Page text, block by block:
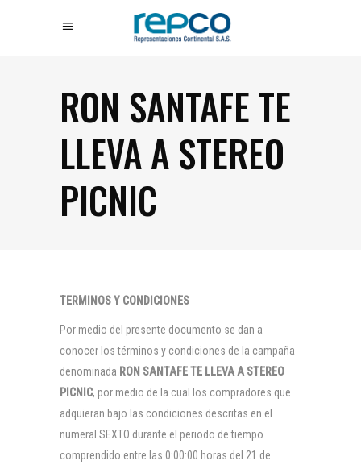
RON SANTAFE TE
LLEVA A STEREO
PICNIC
TERMINOS Y CONDICIONES
Por medio del presente documento se dan a
conocer los términos y condiciones de la campaña
denominada RON SANTAFE TE LLEVA A STEREO
PICNIC, por medio de la cual los compradores que
adquieran bajo las condiciones descritas en el
numeral SEXTO durante el periodo de tiempo
comprendido entre las 0:00:00 horas del 21 de